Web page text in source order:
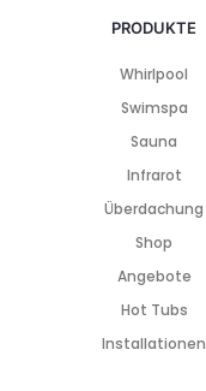
PRODUKTE
Whirlpool
Swimspa
Sauna
Infrarot
Überdachung
Shop
Angebote
Hot Tubs
Installationen